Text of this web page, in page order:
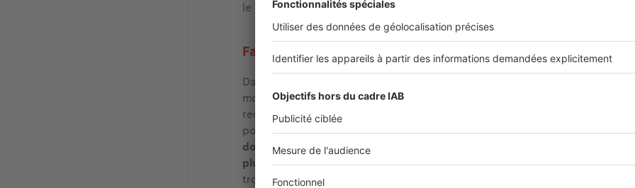
le cas, choisissez en fonction de vos préférences.
Faut-il une assurance habitation lorsqu'on est en colocation ?
Dans
moins un colocataire doit s'assurer pour les risques locatifs. Il est toutefois
recommandé que chaque colocataire souscrive son propre contrat
pour couvrir ses propres risques.Opter pour une assurance multirisque,
dommages aux biens et responsabilité civile vie privée, est judicieux pour
plus complète.Bien sûr, c'est à vous d'étudier vos besoins en termes de
trouver le meilleur assureur.